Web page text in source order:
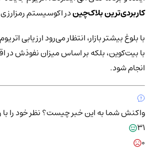
کاربردی‌ترین بلاک‌چیندر اکوسیستم
با بلوغ بیشتر بازار، انتظار می‌رود ارزیابی
با بیت‌کوین، بلکه بر اساس میزان نفوذش در
انجام شود.
واکنش شما به این خبر چیست؟نظر خود را
31